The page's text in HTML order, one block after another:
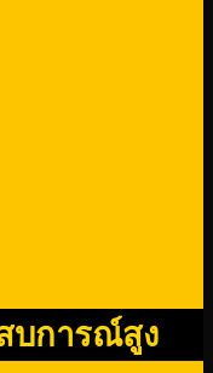
บการณ์สูง